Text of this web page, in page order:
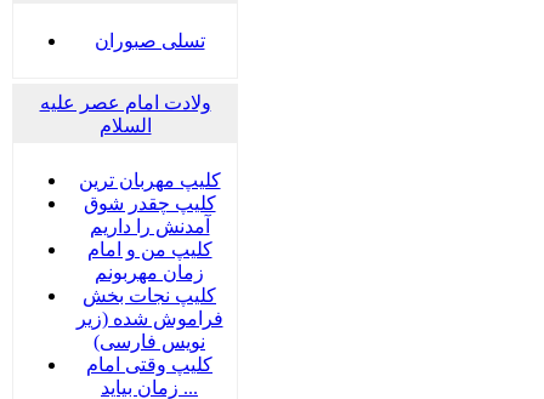
تسلی صبوران
ولادت امام عصر علیه
السلام
کلیپ مهربان ترین
کلیپ چقدر شوق
آمدنش را داریم
کلیپ من و امام
زمان مهربونم
کلیپ نجات بخش
فراموش شده (زیر
نویس فارسی)
کلیپ وقتی امام
زمان بیاید ...